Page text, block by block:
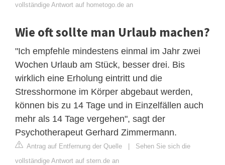
vollständige Antwort auf hometogo.de an
Wie oft sollte man Urlaub machen?
"Ich empfehle mindestens einmal im Jahr zwei
Wochen Urlaub am Stück, besser drei. Bis
wirklich eine Erholung eintritt und die
Stresshormone im Körper abgebaut werden,
können bis zu 14 Tage und in Einzelfällen auch
mehr als 14 Tage vergehen", sagt der
Psychotherapeut Gerhard Zimmermann.
Antrag auf Entfernung der Quelle | Sehen Sie sich die
vollständige Antwort auf stern.de an